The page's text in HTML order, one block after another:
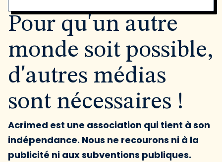
Pour qu'un autre
monde soit possible,
d'autres médias
sont nécessaires !
Acrimed est une association qui tient à son
indépendance. Nous ne recourons ni à la
publicité ni aux subventions publiques.